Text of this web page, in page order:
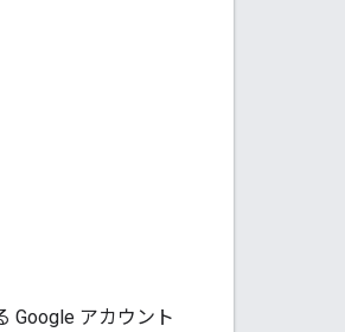
Google アカウント